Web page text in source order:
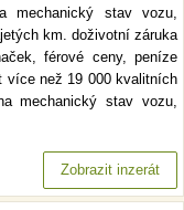
mechanický stav vozu,
km. doživotní záruka
férové ceny, peníze
více než 19 000 kvalitních
mechanický stav vozu,
Zobrazit inzerát